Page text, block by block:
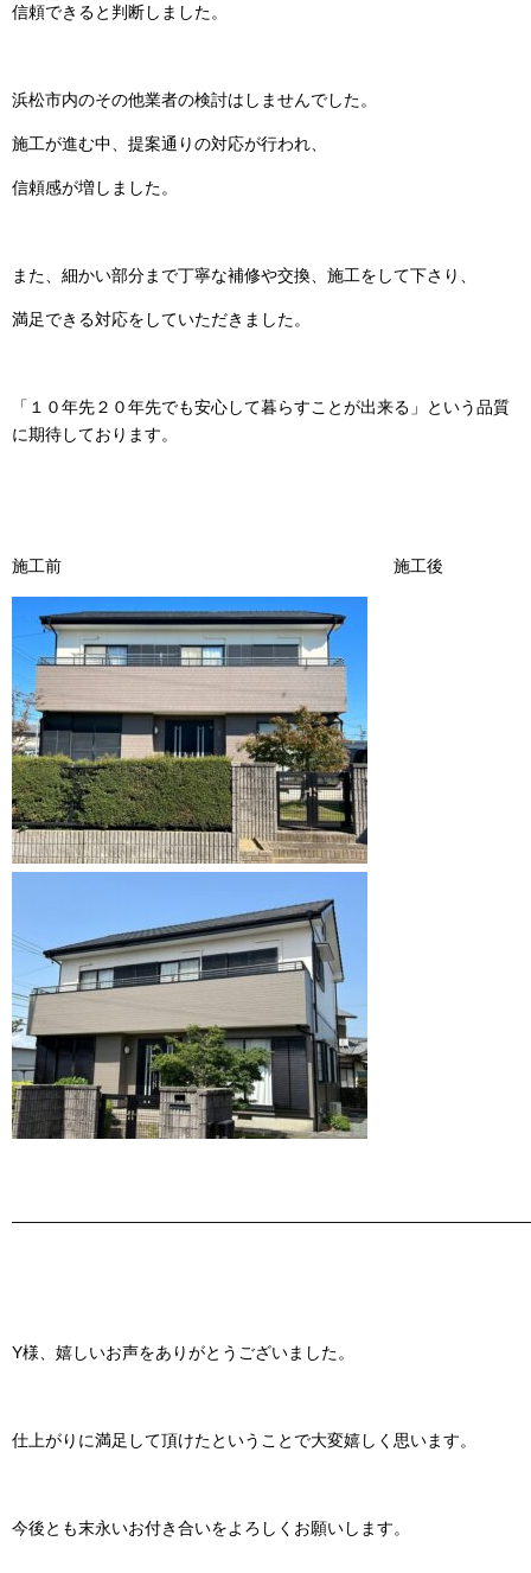
信頼できると判断しました。
浜松市内のその他業者の検討はしませんでした。
施工が進む中、提案通りの対応が行われ、
信頼感が増しました。
また、細かい部分まで丁寧な補修や交換、施工をして下さり、
満足できる対応をしていただきました。
「１０年先２０年先でも安心して暮らすことが出来る」という品質
に期待しております。
施工前 施工後
Y様、嬉しいお声をありがとうございました。
仕上がりに満足して頂けたということで大変嬉しく思います。
今後とも末永いお付き合いをよろしくお願いします。